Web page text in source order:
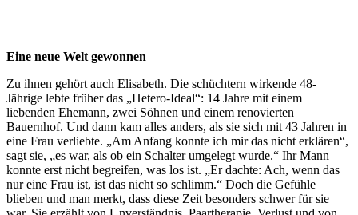
Eine neue Welt gewonnen
Zu ihnen gehört auch Elisabeth. Die schüchtern wirkende 48-
Jährige lebte früher das „Hetero-Ideal“: 14 Jahre mit einem
liebenden Ehemann, zwei Söhnen und einem renovierten
Bauernhof. Und dann kam alles anders, als sie sich mit 43 Jahren in
eine Frau verliebte. „Am Anfang konnte ich mir das nicht erklären“,
sagt sie, „es war, als ob ein Schalter umgelegt wurde.“ Ihr Mann
konnte erst nicht begreifen, was los ist. „Er dachte: Ach, wenn das
nur eine Frau ist, ist das nicht so schlimm.“ Doch die Gefühle
blieben und man merkt, dass diese Zeit besonders schwer für sie